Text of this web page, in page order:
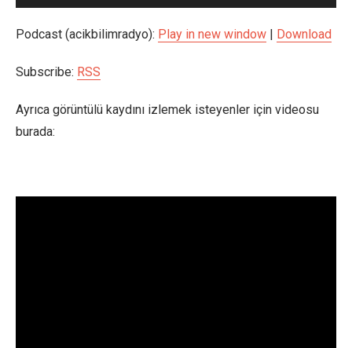
oynatıcı
Podcast (acikbilimradyo): Play in new window Download
Subscribe: RSS
Ayrıca görüntülü kaydını izlemek isteyenler için videosu
burada: